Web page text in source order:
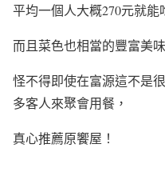
平均一個人大概270元就能
而且菜色也相當的豐富美味
怪不得即使在富源這不是
多客人來聚會用餐，
真心推薦原饗屋！